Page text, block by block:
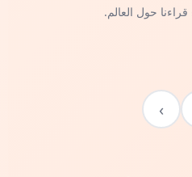
حول العالم.
›